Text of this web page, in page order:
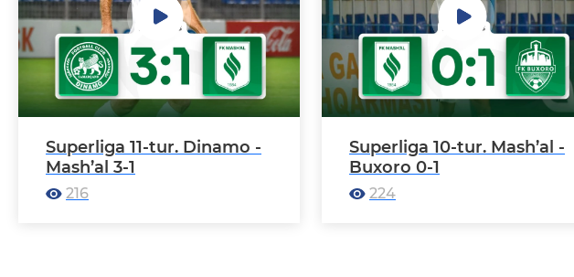
Superliga 11-tur. Dinamo -
Mash’al 3-1
216
Superliga 10-tur. Mash’al -
Buxoro 0-1
224